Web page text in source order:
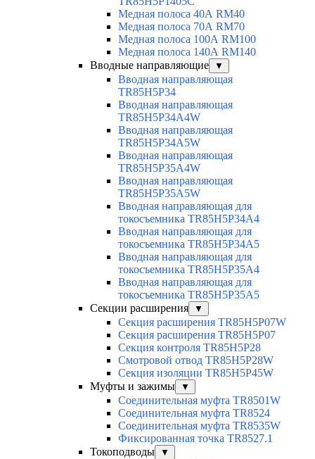
Медная полоса 40А RM40
Медная полоса 70А RM70
Медная полоса 100А RM100
Медная полоса 140А RM140
Вводные направляющие
▼
Вводная направляющая
TR85H5P34
Вводная направляющая
TR85H5P34A4W
Вводная направляющая
TR85H5P34A5W
Вводная направляющая
TR85H5P35A4W
Вводная направляющая
TR85H5P35A5W
Вводная направляющая для
токосъемника TR85H5P34A4
Вводная направляющая для
токосъемника TR85H5P34A5
Вводная направляющая для
токосъемника TR85H5P35A4
Вводная направляющая для
токосъемника TR85H5P35A5
Секции расширения
▼
Секция расширения TR85H5P07W
Секция расширения TR85H5P07
Секция контроля TR85H5P28
Смотровой отвод TR85H5P28W
Секция изоляции TR85H5P45W
Муфты и зажимы
▼
Соединительная муфта TR8501W
Соединительная муфта TR8524
Соединительная муфта TR8535W
Фиксированная точка TR8527.1
Токоподводы
▼